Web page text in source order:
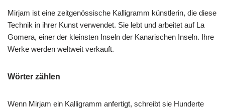
Mirjam ist eine zeitgenössische Kalligramm künstlerin, die diese
Technik in ihrer Kunst verwendet. Sie lebt und arbeitet auf La
Gomera, einer der kleinsten Inseln der Kanarischen Inseln. Ihre
Werke werden weltweit verkauft.
Wörter zählen
Wenn Mirjam ein Kalligramm anfertigt, schreibt sie Hunderte